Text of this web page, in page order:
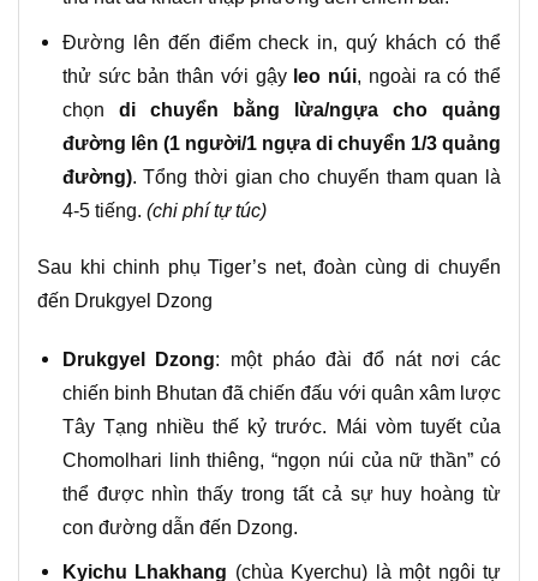
Đường lên đến điểm check in, quý khách có thể
thử sức bản thân với gậy leo núi, ngoài ra có thể
chọn di chuyển bằng lừa/ngựa cho quảng
đường lên (1 người/1 ngựa di chuyển 1/3 quảng
đường). Tổng thời gian cho chuyến tham quan là
4-5 tiếng. (chi phí tự túc)
Sau khi chinh phụ Tiger’s net, đoàn cùng di chuyển
đến Drukgyel Dzong
Drukgyel Dzong: một pháo đài đổ nát nơi các
chiến binh Bhutan đã chiến đấu với quân xâm lược
Tây Tạng nhiều thế kỷ trước. Mái vòm tuyết của
Chomolhari linh thiêng, “ngọn núi của nữ thần” có
thể được nhìn thấy trong tất cả sự huy hoàng từ
con đường dẫn đến Dzong.
Kyichu Lhakhang (chùa Kyerchu) là một ngôi tự